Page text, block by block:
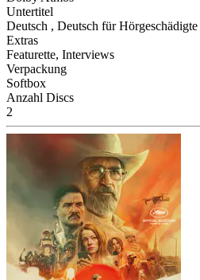
Untertitel
Deutsch , Deutsch für Hörgeschädigte
Extras
Featurette, Interviews
Verpackung
Softbox
Anzahl Discs
2